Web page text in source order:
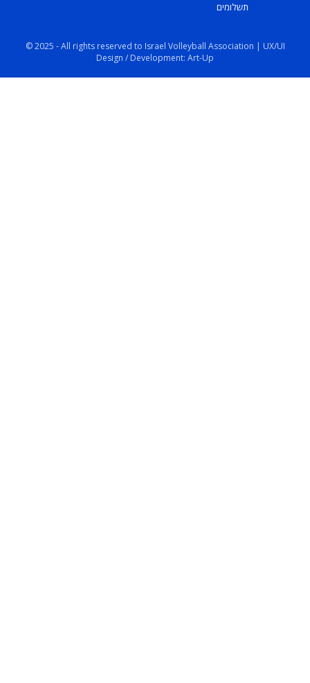
תשלומים
© 2025 - All rights reserved to Israel Volleyball Association | UX/UI
Design / Development: Art-Up